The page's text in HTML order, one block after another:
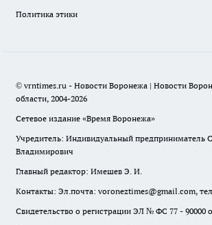
Политика этики
© vrntimes.ru - Новости Воронежа | Новости
области, 2004-2026
Сетевое издание «Время Воронежа»
Учредитель: Индивидуальный предприниматель
Владимирович
Главный редактор: Имешев Э. И.
Контакты: Эл.почта: voroneztimes@gmail.com,
Свидетельство о регистрации ЭЛ № ФС 77 - 90000